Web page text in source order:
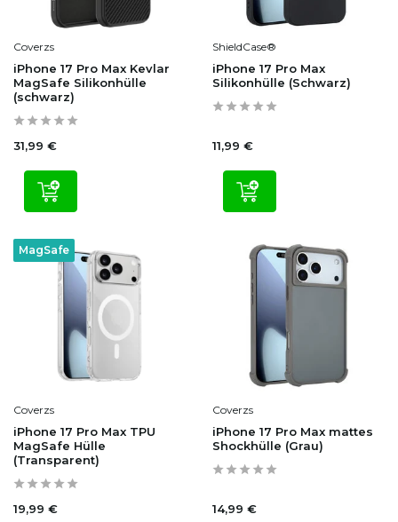
Coverzs
iPhone 17 Pro Max Kevlar
MagSafe Silikonhülle
(schwarz)
31,99 €
ShieldCase®
iPhone 17 Pro Max
Silikonhülle (Schwarz)
11,99 €
MagSafe
Coverzs
iPhone 17 Pro Max TPU
MagSafe Hülle
(Transparent)
19,99 €
Coverzs
iPhone 17 Pro Max mattes
Shockhülle (Grau)
14,99 €